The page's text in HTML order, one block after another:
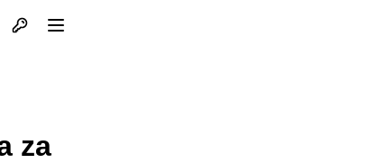
Otvori profil
za